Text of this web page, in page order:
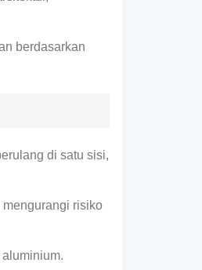
berdasarkan
di satu sisi,
risiko